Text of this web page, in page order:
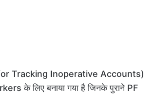
Tracking Inoperative Accounts)
के लिए बनाया गया है जिनके पुराने PF